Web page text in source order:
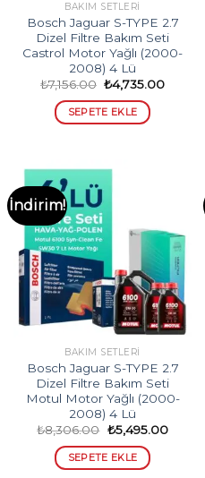
BAKIM SETLERI
Bosch Jaguar S-TYPE 2.7
Dizel Filtre Bakım Seti
Castrol Motor Yağlı (2000-
2008) 4 Lü
₺7,156.00 Orijinal
fiyat:
₺7,156.00.
₺4,735.00Şu
SEPETE EKLE
İndirim!
BAKIM SETLERI
Bosch Jaguar S-TYPE 2.7
Dizel Filtre Bakım Seti
Motul Motor Yağlı (2000-
2008) 4 Lü
₺8,306.00 Orijinal
fiyat:
₺8,306.00.
₺5,495.00Şu
SEPETE EKLE